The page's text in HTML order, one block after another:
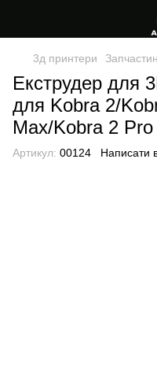
3д принтери
Екструдер для
для Kobra 2/
Max/Kobra 2 Pro
Артикул: 00124 Написати